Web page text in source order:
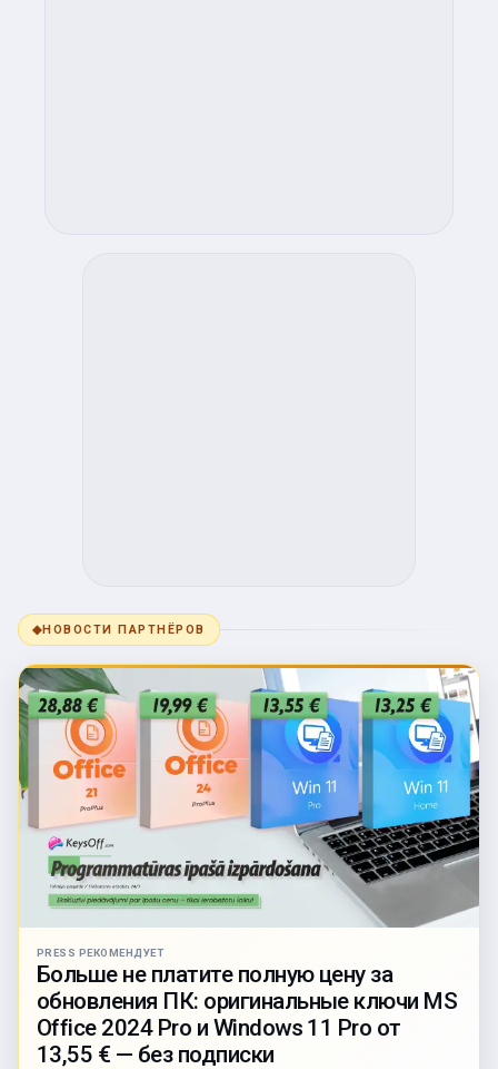
◆НОВОСТИ ПАРТНЁРОВ
PRESS РЕКОМЕНДУЕТ
Больше не платите полную цену за
обновления ПК: оригинальные ключи MS
Office 2024 Pro и Windows 11 Pro от
13,55 € — без подписки